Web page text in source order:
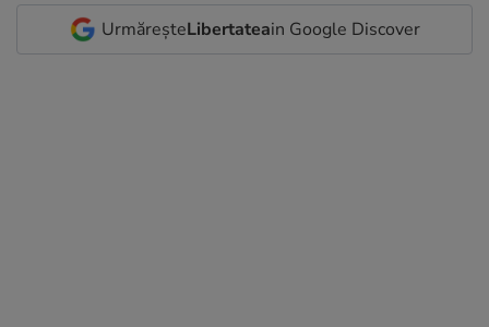
UrmăreșteLibertateain Google Discover